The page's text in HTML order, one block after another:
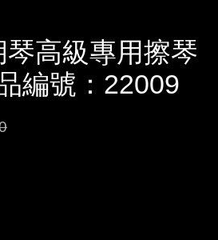
琴高級專用擦琴
編號：22009